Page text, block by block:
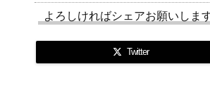
よろしければシェアお願いしま
Twitter